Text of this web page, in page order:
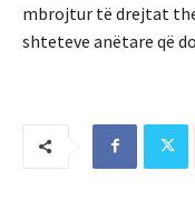
mbrojtur të drejtat
shteteve anëtare që